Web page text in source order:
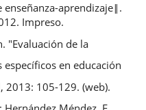
enseñanza-aprendizaje‖.
Impreso.
"Evaluación de la
en educación
2013: 105-129. (web).